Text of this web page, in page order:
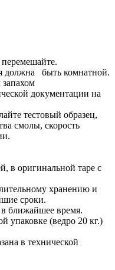
должна быть комнатной.
документации на
тестовый образец,
смолы, скорость
в оригинальной таре с
хранению и
сроки.
в ближайшее время.
упаковке (ведро 20 кг.)
в технической